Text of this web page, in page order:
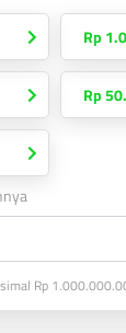
Rp
Rp
Rp